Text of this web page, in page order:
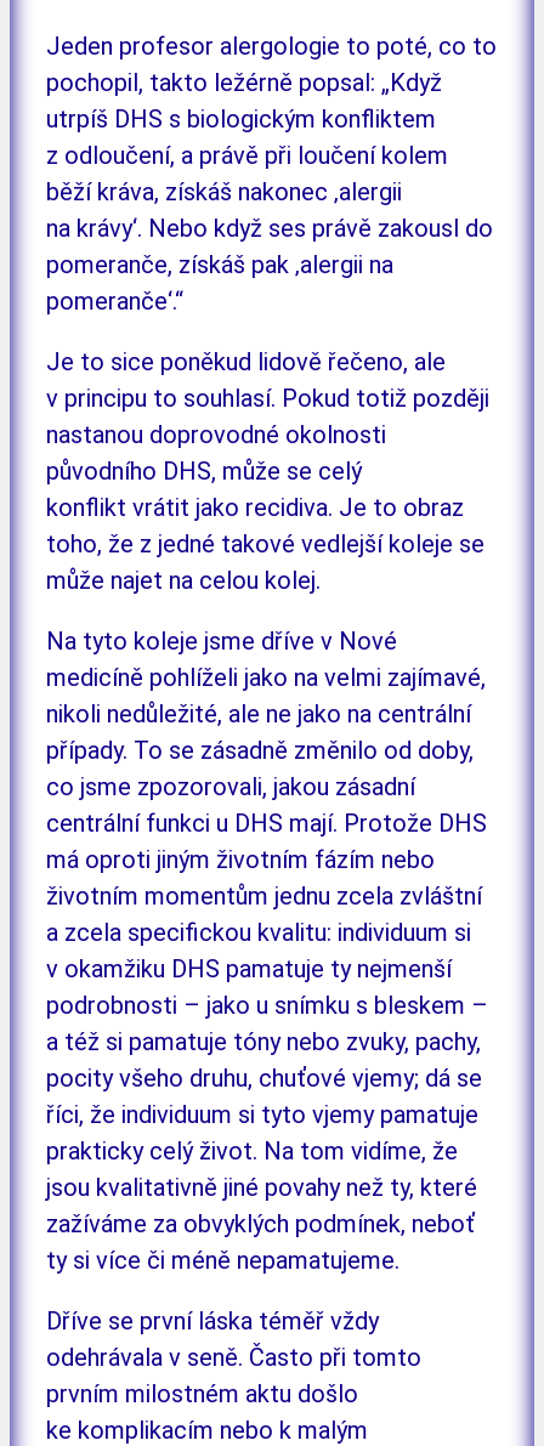
Jeden profesor alergologie to poté, co to
pochopil, takto ležérně popsal: „Když
utrpíš DHS s biologickým konfliktem
z odloučení, a právě při loučení kolem
běží kráva, získáš nakonec ‚alergii
na krávy‘. Nebo když ses právě zakousl do
pomeranče, získáš pak ‚alergii na
pomeranče‘.“
Je to sice poněkud lidově řečeno, ale
v principu to souhlasí. Pokud totiž později
nastanou doprovodné okolnosti
původního DHS, může se celý
konflikt vrátit jako recidiva. Je to obraz
toho, že z jedné takové vedlejší koleje se
může najet na celou kolej.
Na tyto koleje jsme dříve v Nové
medicíně pohlíželi jako na velmi zajímavé,
nikoli nedůležité, ale ne jako na centrální
případy. To se zásadně změnilo od doby,
co jsme zpozorovali, jakou zásadní
centrální funkci u DHS mají. Protože DHS
má oproti jiným životním fázím nebo
životním momentům jednu zcela zvláštní
a zcela specifickou kvalitu: individuum si
v okamžiku DHS pamatuje ty nejmenší
podrobnosti – jako u snímku s bleskem –
a též si pamatuje tóny nebo zvuky, pachy,
pocity všeho druhu, chuťové vjemy; dá se
říci, že individuum si tyto vjemy pamatuje
prakticky celý život. Na tom vidíme, že
jsou kvalitativně jiné povahy než ty, které
zažíváme za obvyklých podmínek, neboť
ty si více či méně nepamatujeme.
Dříve se první láska téměř vždy
odehrávala v seně. Často při tomto
prvním milostném aktu došlo
ke komplikacím nebo k malým